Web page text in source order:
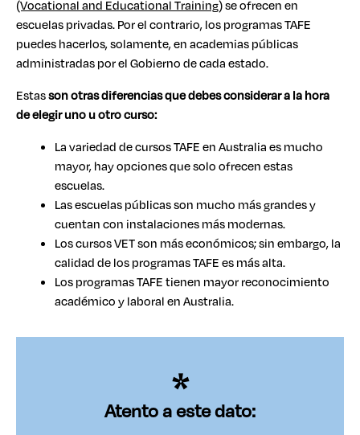
(Vocational and Educational Training)se ofrecen en
escuelas privadas. Por el contrario, los programas TAFE
puedes hacerlos, solamente, en academias públicas
administradas por el Gobierno de cada estado.
Estasson otras diferencias que debes considerar a la hora
de elegir uno u otro curso:
La variedad de cursos TAFE en Australia es mucho
mayor, hay opciones que solo ofrecen estas
escuelas.
Las escuelas públicas son mucho más grandes y
cuentan con instalaciones más modernas.
Los cursos VET son más económicos; sin embargo, la
calidad de los programas TAFE es más alta.
Los programas TAFE tienen mayor reconocimiento
académico y laboral en Australia.
Atento a este dato: